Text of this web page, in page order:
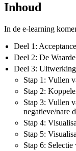
Inhoud
In de e-learning
Deel 1:
Deel 2: De
Deel 3: Uitwerking
Stap 1: Vullen
Stap 2:
Stap 3: Vullen
negatieve/nare
Stap 4:
Stap 5:
Stap 6: